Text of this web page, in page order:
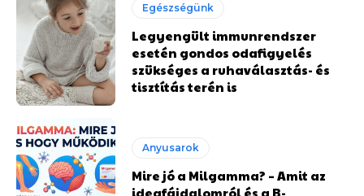
Egészségünk
Legyengült immunrendszer
esetén gondos odafigyelés
szükséges a ruhaválasztás- és
tisztítás terén is
Anyusarok
Mire jó a Milgamma? – Amit az
idegfájdalomról és a B-